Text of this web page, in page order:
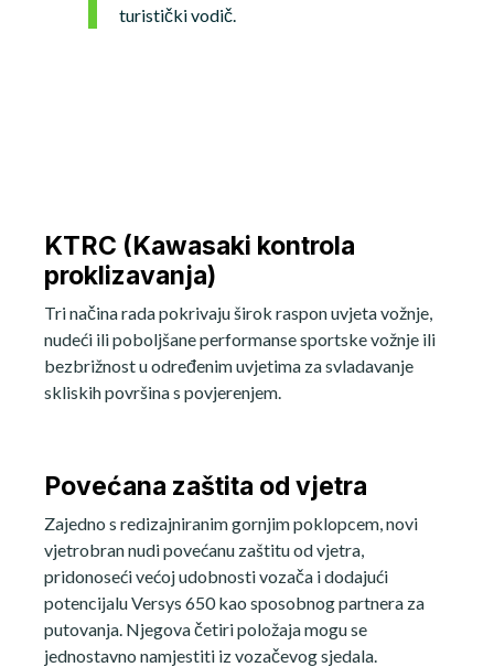
turistički vodič.
KTRC (Kawasaki kontrola
proklizavanja)
Tri načina rada pokrivaju širok raspon uvjeta vožnje,
nudeći ili poboljšane performanse sportske vožnje ili
bezbrižnost u određenim uvjetima za svladavanje
skliskih površina s povjerenjem.
Povećana zaštita od vjetra
Zajedno s redizajniranim gornjim poklopcem, novi
vjetrobran nudi povećanu zaštitu od vjetra,
pridonoseći većoj udobnosti vozača i dodajući
potencijalu Versys 650 kao sposobnog partnera za
putovanja. Njegova četiri položaja mogu se
jednostavno namjestiti iz vozačevog sjedala.